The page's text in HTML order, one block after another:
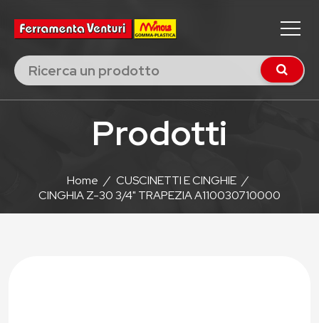
Prodotti
Home / CUSCINETTI E CINGHIE /
CINGHIA Z-30 3/4" TRAPEZIA A110030710000